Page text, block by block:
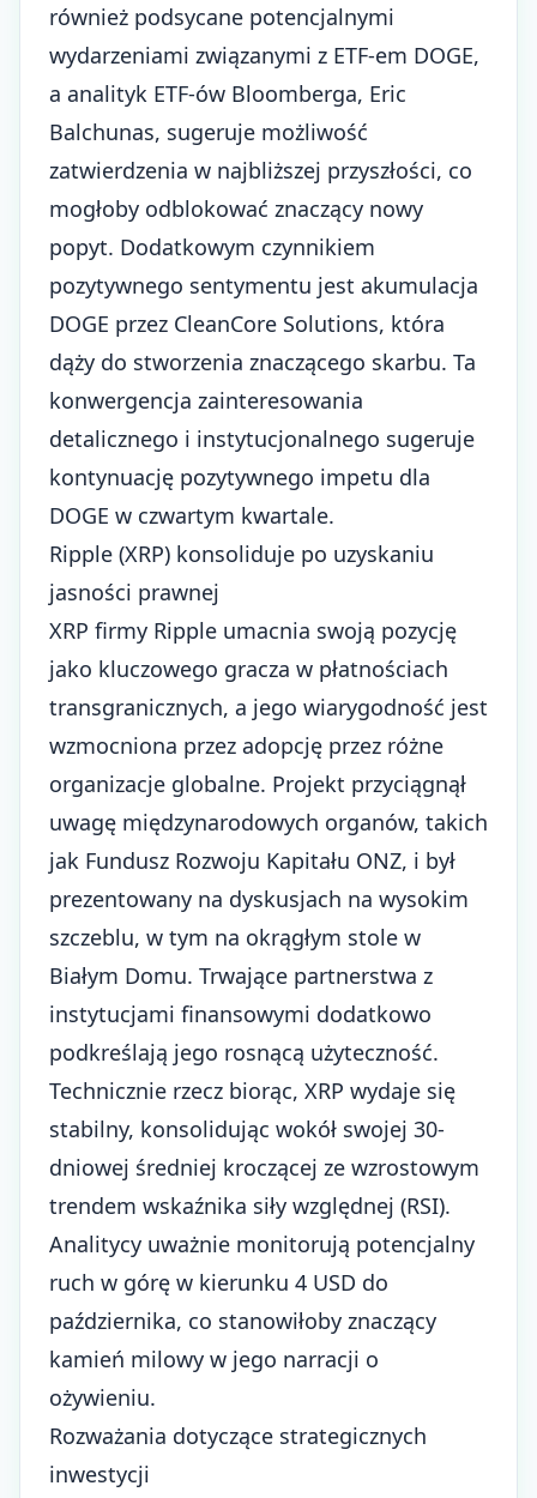
również podsycane potencjalnymi
wydarzeniami związanymi z ETF-em DOGE,
a analityk ETF-ów Bloomberga, Eric
Balchunas, sugeruje możliwość
zatwierdzenia w najbliższej przyszłości, co
mogłoby odblokować znaczący nowy
popyt. Dodatkowym czynnikiem
pozytywnego sentymentu jest akumulacja
DOGE przez CleanCore Solutions, która
dąży do stworzenia znaczącego skarbu. Ta
konwergencja zainteresowania
detalicznego i instytucjonalnego sugeruje
kontynuację pozytywnego impetu dla
DOGE w czwartym kwartale.
Ripple (XRP) konsoliduje po uzyskaniu
jasności prawnej
XRP firmy Ripple umacnia swoją pozycję
jako kluczowego gracza w płatnościach
transgranicznych, a jego wiarygodność jest
wzmocniona przez adopcję przez różne
organizacje globalne. Projekt przyciągnął
uwagę międzynarodowych organów, takich
jak Fundusz Rozwoju Kapitału ONZ, i był
prezentowany na dyskusjach na wysokim
szczeblu, w tym na okrągłym stole w
Białym Domu. Trwające partnerstwa z
instytucjami finansowymi dodatkowo
podkreślają jego rosnącą użyteczność.
Technicznie rzecz biorąc, XRP wydaje się
stabilny, konsolidując wokół swojej 30-
dniowej średniej kroczącej ze wzrostowym
trendem wskaźnika siły względnej (RSI).
Analitycy uważnie monitorują potencjalny
ruch w górę w kierunku 4 USD do
października, co stanowiłoby znaczący
kamień milowy w jego narracji o
ożywieniu.
Rozważania dotyczące strategicznych
inwestycji